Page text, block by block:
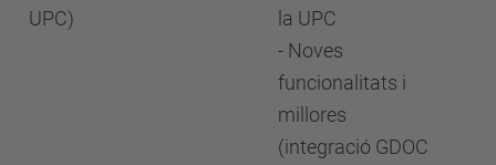
UPC)
la UPC
- Noves
funcionalitats i
millores
(integració GDOC